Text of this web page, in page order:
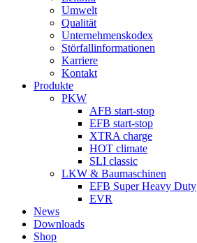
Umwelt
Qualität
Unternehmenskodex
Störfallinformationen
Karriere
Kontakt
Produkte
PKW
AFB start-stop
EFB start-stop
XTRA charge
HOT climate
SLI classic
LKW & Baumaschinen
EFB Super Heavy Duty
EVR
News
Downloads
Shop